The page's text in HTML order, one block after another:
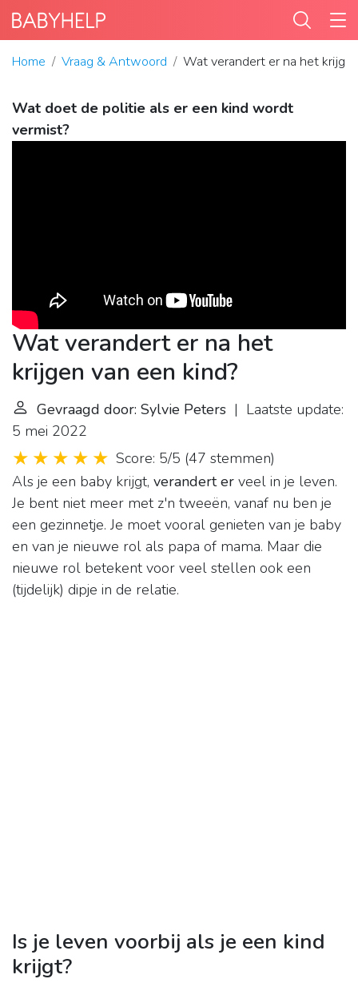
Home Vraag & Antwoord Wat verandert er na het
Wat doet de politie als er een kind wordt
vermist?
Wat verandert er na het
krijgen van een kind?
Gevraagd door: Sylvie Peters | Laatste update:
5 mei 2022
Score: 5/5 (47 stemmen)
Als je een baby krijgt, verandert er veel in je leven.
Je bent niet meer met z'n tweeën, vanaf nu ben je
een gezinnetje. Je moet vooral genieten van je baby
en van je nieuwe rol als papa of mama. Maar die
nieuwe rol betekent voor veel stellen ook een
(tijdelijk) dipje in de relatie.
Is je leven voorbij als je een kind
krijgt?